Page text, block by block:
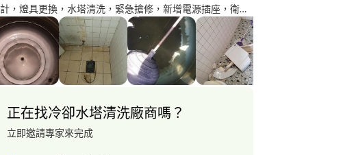
，燈具更換，水塔清洗，緊急搶修，新增電源插座，衛浴
修繕，各式相關水電修繕 本人下午五點後還有服務請觀賞
圖片區!!
正在找冷卻水塔清洗廠商嗎？
立即邀請專家來完成